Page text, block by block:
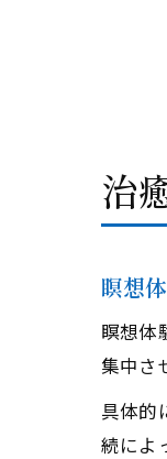
治
瞑想
瞑想体
集中さ
具体的
続によ